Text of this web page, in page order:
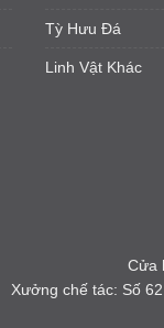
Tỳ Hưu Đá
Linh Vật Khác
Cửa
Xưởng chế tác: Số